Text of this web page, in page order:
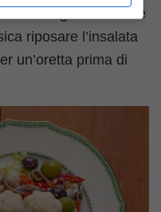
e
riposare l’insalata
un’oretta prima di